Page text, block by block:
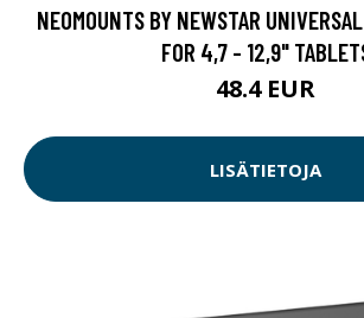
NEOMOUNTS BY NEWSTAR
FOR 4,7 - 12,9"
48.4 EUR
LISÄTIETOJA